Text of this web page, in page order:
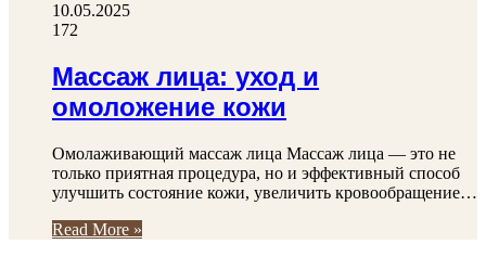
10.05.2025
172
Массаж лица: уход и
омоложение кожи
Омолаживающий массаж лица Массаж лица — это не
только приятная процедура, но и эффективный способ
улучшить состояние кожи, увеличить кровообращение…
Read More »